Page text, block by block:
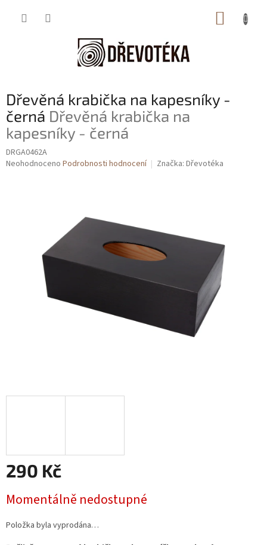
Dřevěná krabička na kapesníky -
černá Dřevěná krabička na
kapesníky - černá
DRGA0462A
Průměrné
Neohodnoceno Podrobnosti hodnocení Značka: Dřevotéka
290 Kč
cena:
Momentálně nedostupné
Položka byla vyprodána…